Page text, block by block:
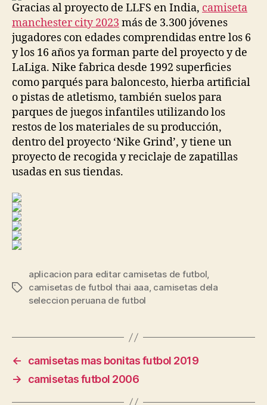
Gracias al proyecto de LLFS en India, camiseta
manchester city 2023 más de 3.300 jóvenes
jugadores con edades comprendidas entre los 6
y los 16 años ya forman parte del proyecto y de
LaLiga. Nike fabrica desde 1992 superficies
como parqués para baloncesto, hierba artificial
o pistas de atletismo, también suelos para
parques de juegos infantiles utilizando los
restos de los materiales de su producción,
dentro del proyecto ‘Nike Grind’, y tiene un
proyecto de recogida y reciclaje de zapatillas
usadas en sus tiendas.
Etiquetas
aplicacion para editar camisetas de futbol,
camisetas de futbol thai aaa, camisetas dela
seleccion peruana de futbol
←
camisetas mas bonitas futbol 2019
→
camisetas futbol 2006